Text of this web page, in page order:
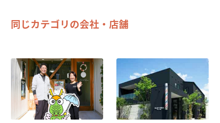
同じカテゴリの会社・店舗